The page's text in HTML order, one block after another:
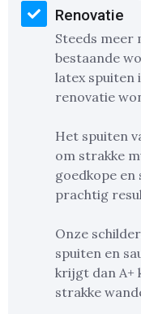
Renovatie
Steeds meer
bestaande
latex spuiten
renovatie
Het spuiten
om strakke
goedkope en
prachtig
Onze
spuiten en
krijgt dan A+
strakke